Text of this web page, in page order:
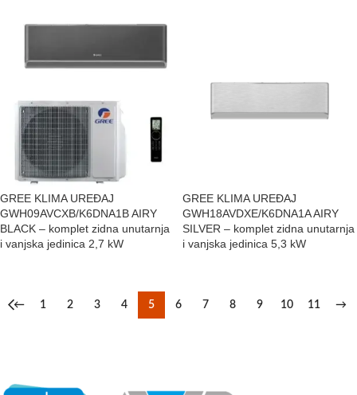
GREE KLIMA UREĐAJ
GWH09AVCXB/K6DNA1B AIRY
BLACK – komplet zidna unutarnja
i vanjska jedinica 2,7 kW
GREE KLIMA UREĐAJ
GWH18AVDXE/K6DNA1A AIRY
SILVER – komplet zidna unutarnja
i vanjska jedinica 5,3 kW
← 1 2 3 4 5 6 7 8 9 10 11 →